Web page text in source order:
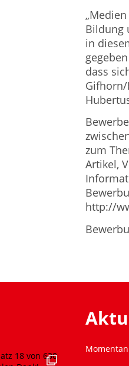
Bildung
in
dass
Gifhorn/
zum
Artikel,
http://